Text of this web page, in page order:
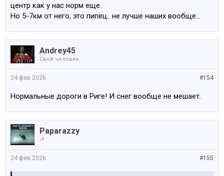
центр как у нас норм еще.
Но 5-7км от него, это пипец.. не лучше наших вообще…
Andrey45
Свой человек
#154
24 фев 2026
Нормальные дороги в Риге! И снег вообще не мешает.
Paparazzy
☭
#155
24 фев 2026